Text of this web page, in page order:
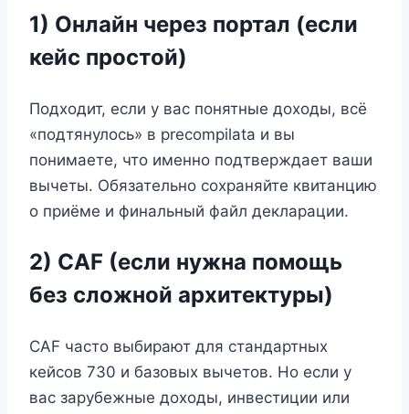
1) Онлайн через портал (если
кейс простой)
Подходит, если у вас понятные доходы, всё
«подтянулось» в precompilata и вы
понимаете, что именно подтверждает ваши
вычеты. Обязательно сохраняйте квитанцию
о приёме и финальный файл декларации.
2) CAF (если нужна помощь
без сложной архитектуры)
CAF часто выбирают для стандартных
кейсов 730 и базовых вычетов. Но если у
вас зарубежные доходы, инвестиции или